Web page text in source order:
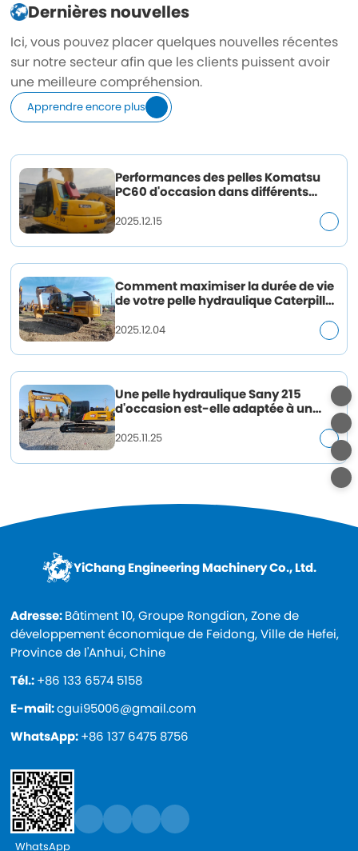
Dernières nouvelles
Ici, vous pouvez placer quelques nouvelles récentes
sur notre secteur afin que les clients puissent avoir
une meilleure compréhension.
Apprendre encore plus
Performances des pelles Komatsu
PC60 d'occasion dans différents
2025.12.15
Comment maximiser la durée de vie
de votre pelle hydraulique Caterpillar
2025.12.04
Une pelle hydraulique Sany 215
d'occasion est-elle adaptée à un
chantier de construction spécifique ?
2025.11.25
YiChang Engineering Machinery Co., Ltd.
Adresse:Bâtiment 10, Groupe Rongdian, Zone de
développement économique de Feidong, Ville de Hefei,
Province de l'Anhui, Chine
Tél.:+86 133 6574 5158
E-mail:cgui95006@gmail.com
WhatsApp:+86 137 6475 8756
WhatsApp